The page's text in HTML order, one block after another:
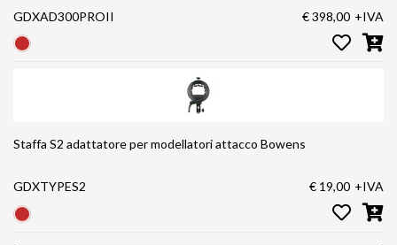
GDXAD300PROII € 398,00 +IVA
Staffa S2 adattatore per modellatori attacco Bowens
GDXTYPES2 € 19,00 +IVA